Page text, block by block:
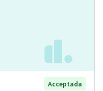
Acceptada